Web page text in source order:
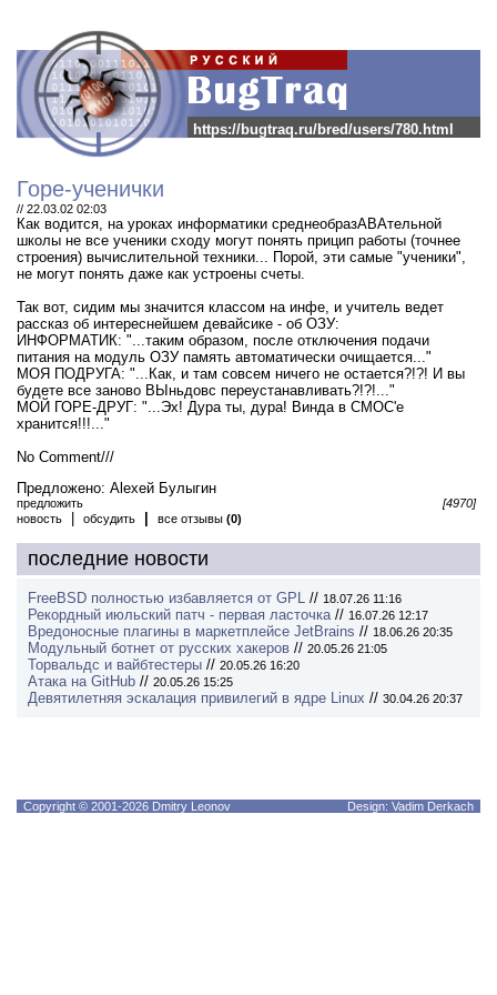
https://bugtraq.ru/bred/users/780.html
Горе-ученички
// 22.03.02 02:03
Как водится, на уроках информатики среднеобразАВАтельной
школы не все ученики сходу могут понять прицип работы (точнее
строения) вычислительной техники... Порой, эти самые "ученики",
не могут понять даже как устроены счеты.
Так вот, сидим мы значится классом на инфе, и учитель ведет
рассказ об интереснейшем девайсике - об ОЗУ:
ИНФОРМАТИК: "...таким образом, после отключения подачи
питания на модуль ОЗУ память автоматически очищается..."
МОЯ ПОДРУГА: "...Как, и там совсем ничего не остается?!?! И вы
будете все заново ВЫньдовс переустанавливать?!?!..."
МОЙ ГОРЕ-ДРУГ: "...Эх! Дура ты, дура! Винда в СМОС'е
хранится!!!..."
No Comment///
Предложено: Alexeй Булыгин
предложить
новость
обсудить все отзывы (0)
[4970]
последние новости
FreeBSD полностью избавляется от GPL // 18.07.26 11:16
Рекордный июльский патч - первая ласточка// 16.07.26 12:17
Вредоносные плагины в маркетплейсе JetBrains // 18.06.26 20:35
Модульный ботнет от русских хакеров // 20.05.26 21:05
Торвальдс и вайбтестеры // 20.05.26 16:20
Атака на GitHub // 20.05.26 15:25
Девятилетняя эскалация привилегий в ядре Linux // 30.04.26 20:37
Copyright © 2001-2026 Dmitry Leonov Design: Vadim Derkach